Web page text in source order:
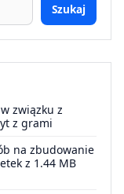
Szukaj
związku z
z grami
na zbudowanie
z 1.44 MB